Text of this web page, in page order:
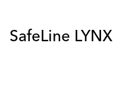
SafeLine LYNX